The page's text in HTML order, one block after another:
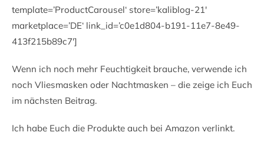
template=’ProductCarousel‘ store=’kaliblog-21′
marketplace=’DE‘ link_id=’c0e1d804-b191-11e7-8e49-
413f215b89c7′]
Wenn ich noch mehr Feuchtigkeit brauche, verwende ich
noch Vliesmasken oder Nachtmasken – die zeige ich Euch
im nächsten Beitrag.
Ich habe Euch die Produkte auch bei Amazon verlinkt.